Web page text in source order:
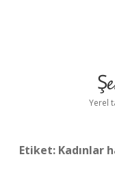
Yerel
Etiket: Kadınlar